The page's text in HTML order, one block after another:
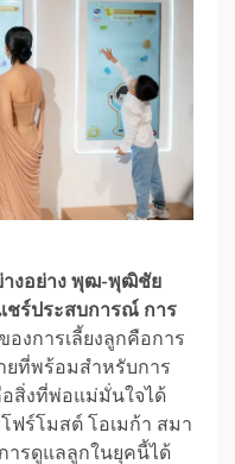
างอย่าง พุฒ-พุฒิชัย
ชร์ประสบการณ์ การ
องการเลี้ยงลูกคือการ
ยที่พร้อมสำหรับการ
อสิ่งที่พ่อแม่มั่นใจได้
ฟร์โมสต์ โอเมก้า สมา
ารดูแลลูกในยุคนี้ได้